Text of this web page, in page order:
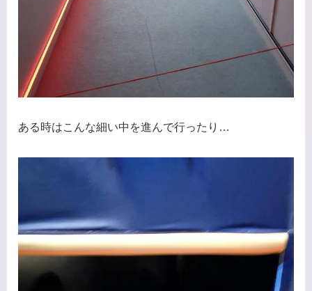
ある時はこんな細い中を進んで行ったり…